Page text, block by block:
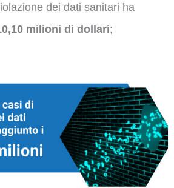
dei dati sanitari ha
milioni di dollari;